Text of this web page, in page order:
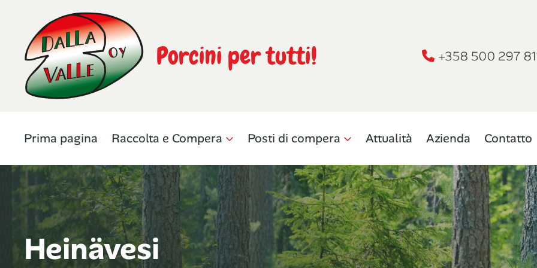
Porcini per tutti! +358 500 297
Prima pagina Raccolta e Compera Posti di compera Attualità Azienda Contatto
Heinävesi